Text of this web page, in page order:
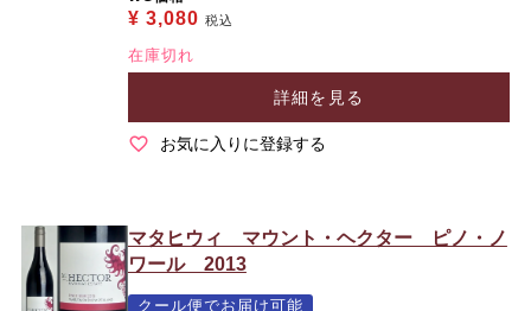
¥ 3,080 税込
在庫切れ
詳細を見る
お気に入りに登録する
マタヒウィ マウント・ヘクター ピノ・ノ
ワール 2013
クール便でお届け可能